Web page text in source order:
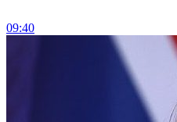
09:40